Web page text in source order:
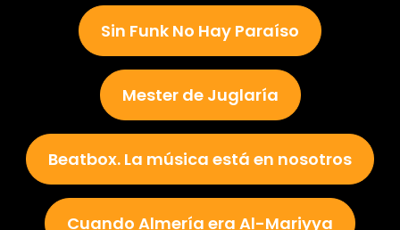
Sin Funk No Hay Paraíso
Mester de Juglaría
Beatbox. La música está en nosotros
Cuando Almería era Al-Mariyya